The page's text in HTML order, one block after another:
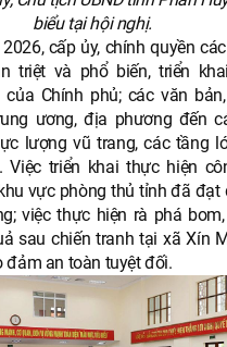
biểu tại hội nghị.
cấp ủy, chính quyền
triệt và phổ biến, triển
của Chính phủ; các văn
ương, địa phương đến
lượng vũ trang, các tầng
Việc triển khai thực hiện
vực phòng thủ tỉnh đã
việc thực hiện rà phá
sau chiến tranh tại xã Xín
đảm an toàn tuyệt đối.